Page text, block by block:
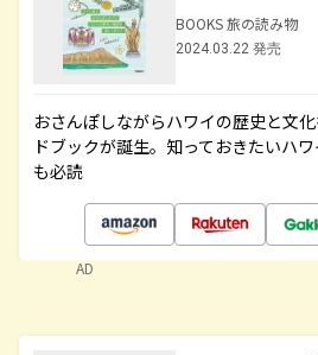
BOOKS 旅の読み物
2024.03.22 発売
おさんぽしながらハワイの歴史と文
ドブックが誕生。知っておきたいハ
も必読
AD